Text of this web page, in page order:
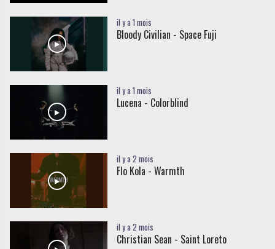
il y a 1 mois
Bloody Civilian - Space Fuji
il y a 1 mois
Lucena - Colorblind
il y a 2 mois
Flo Kola - Warmth
il y a 2 mois
Christian Sean - Saint Loreto